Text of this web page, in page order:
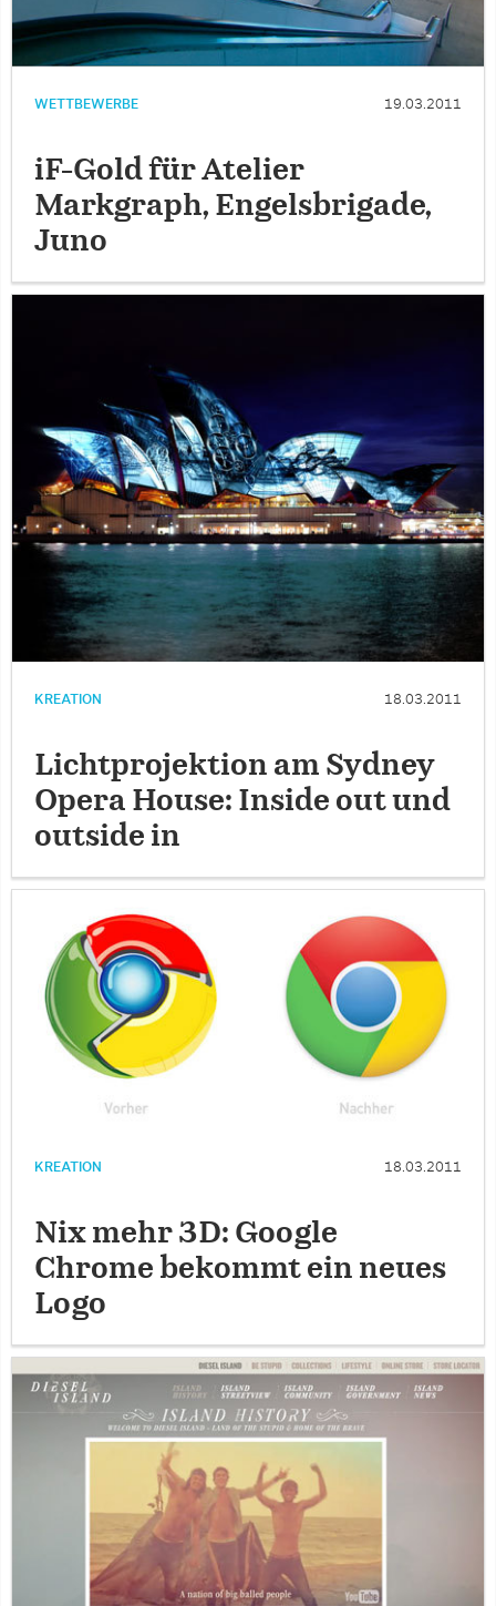
WETTBEWERBE 19.03.2011
iF-Gold für Atelier
Markgraph, Engelsbrigade,
Juno
KREATION 18.03.2011
Lichtprojektion am Sydney
Opera House: Inside out und
outside in
KREATION 18.03.2011
Nix mehr 3D: Google
Chrome bekommt ein neues
Logo